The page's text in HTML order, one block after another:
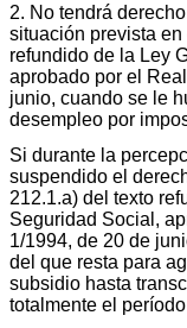
2. No tendrá
situación prevista
refundido de la Ley
aprobado por el
junio, cuando se le
desempleo por
Si durante la
suspendido el
212.1.a) del texto
Seguridad Social,
1/1994, de 20 de
del que resta para
subsidio hasta
totalmente el